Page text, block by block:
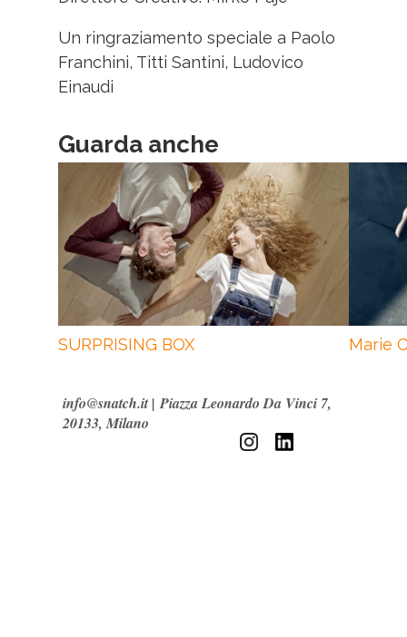
Un ringraziamento speciale a Paolo
Franchini, Titti Santini, Ludovico
Einaudi
Guarda anche
SURPRISING BOX Marie
info@snatch.it|Piazza Leonardo Da Vinci 7,
20133, Milano